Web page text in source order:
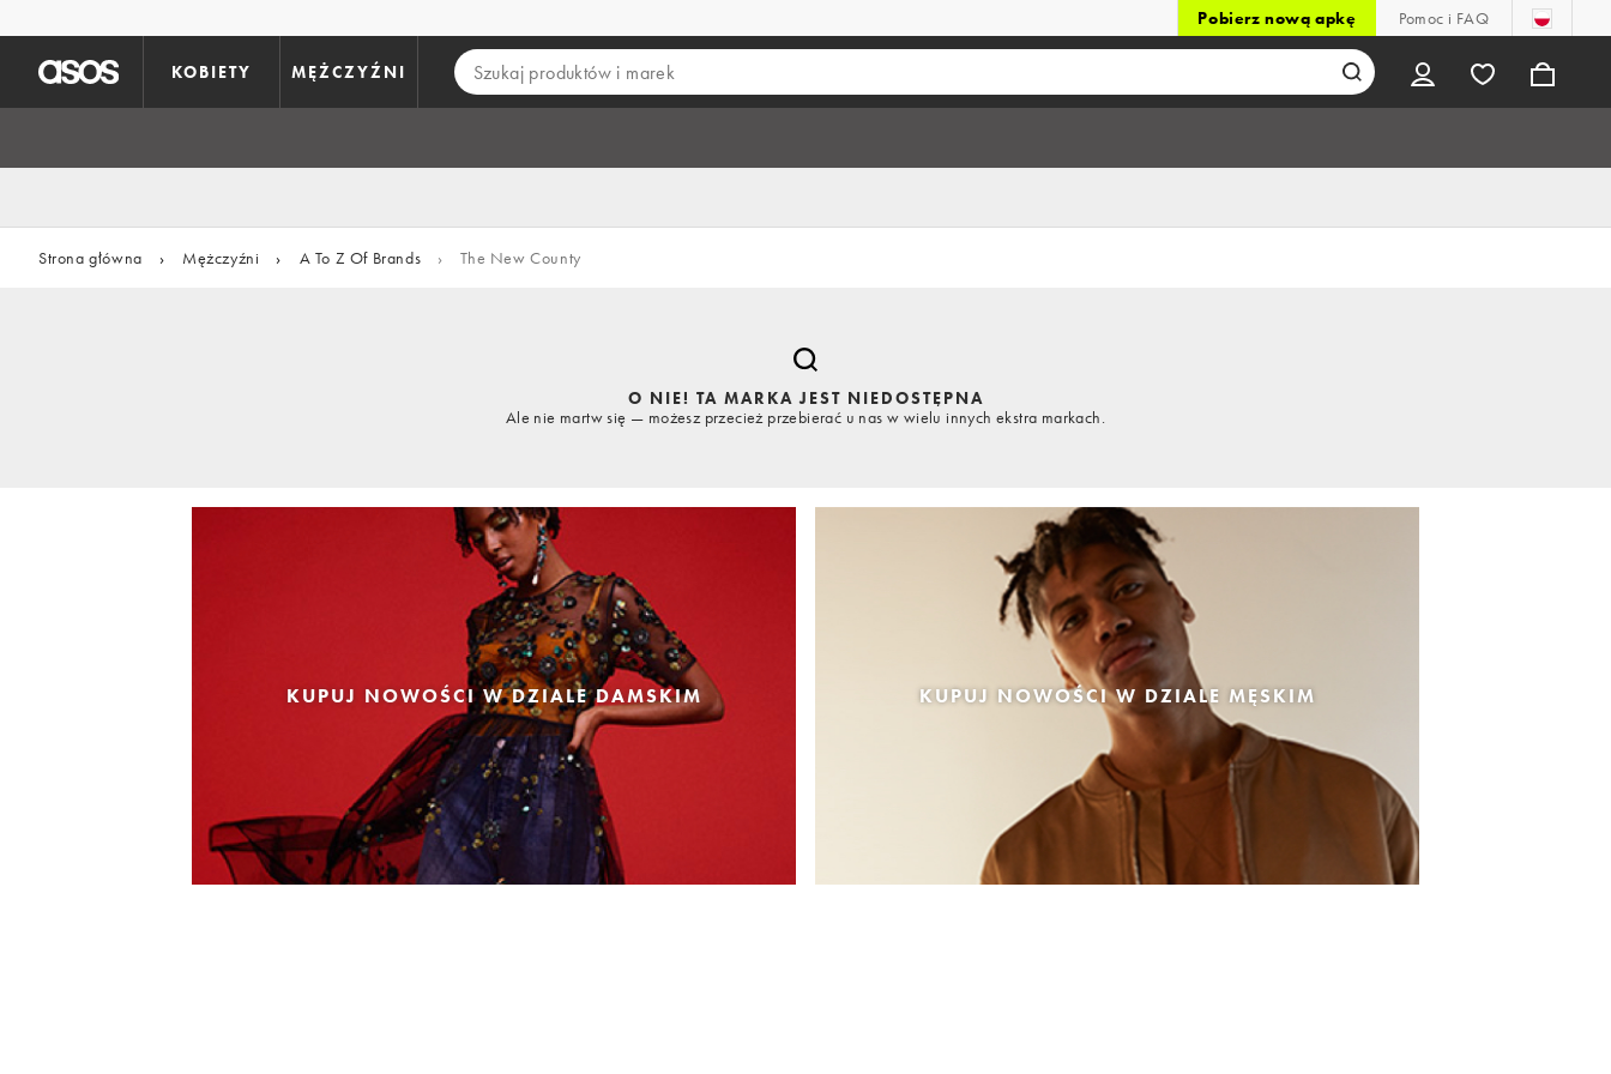
Pobierz nową apkę Pomoc i FAQ
KOBIETY MĘŻCZYŹNI
Strona główna › Mężczyźni › A To Z Of Brands › The New County
O NIE! TA MARKA JEST NIEDOSTĘPNA
Ale nie martw się — możesz przecież przebierać u nas w wielu innych ekstra markach.
KUPUJ NOWOŚCI W DZIALE DAMSKIM KUPUJ NOWOŚCI W DZIALE MĘSKIM